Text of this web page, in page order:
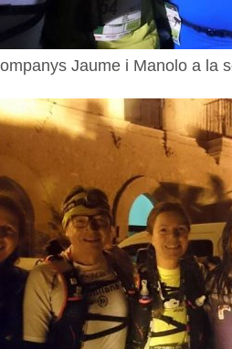
Jaume i Manolo a la